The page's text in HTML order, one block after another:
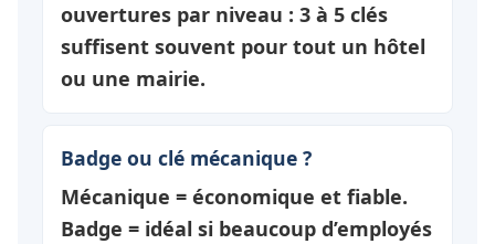
ouvertures par niveau : 3 à 5 clés
suffisent souvent pour tout un hôtel
ou une mairie.
Badge ou clé mécanique ?
Mécanique = économique et fiable.
Badge = idéal si beaucoup d’employés